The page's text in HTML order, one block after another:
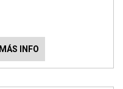
MÁS INFO